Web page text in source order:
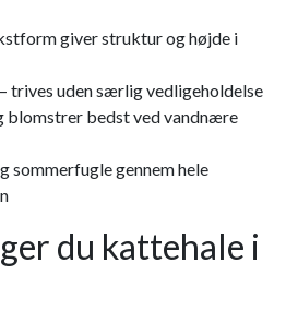
giver struktur og højde i
trives uden særlig vedligeholdelse
blomstrer bedst ved vandnære
gennem hele
du kattehale i